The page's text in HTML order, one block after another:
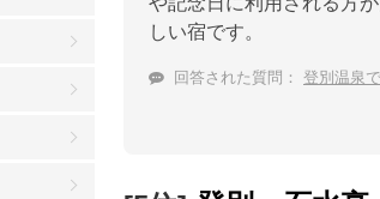
しい宿です。
回答された質問： 登別温泉